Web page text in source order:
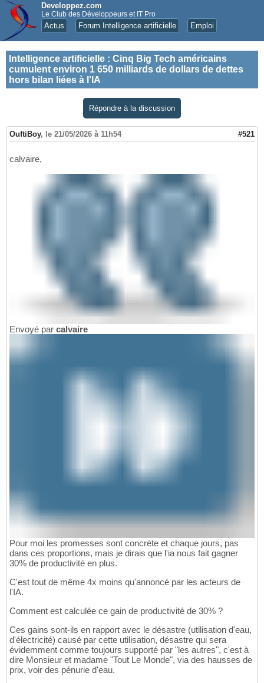
Developpez.com
Le Club des Développeurs et IT Pro
Actus Forum Intelligence artificielle Emploi
Intelligence artificielle : Cinq Big Tech américains
cumulent environ 1 650 milliards de dollars de dettes
hors bilan liées à l'IA
Répondre à la discussion
OuftiBoy, le 21/05/2026 à 11h54 #521
calvaire,
Envoyé par calvaire
Pour moi les promesses sont concrète et chaque jours, pas
dans ces proportions, mais je dirais que l'ia nous fait gagner
30% de productivité en plus.
C'est tout de même 4x moins qu'annoncé par les acteurs de
l'IA.
Comment est calculée ce gain de productivité de 30% ?
Ces gains sont-ils en rapport avec le désastre (utilisation d'eau,
d'électricité) causé par cette utilisation, désastre qui sera
évidemment comme toujours supporté par "les autres", c'est à
dire Monsieur et madame "Tout Le Monde", via des hausses de
prix, voir des pénurie d'eau.